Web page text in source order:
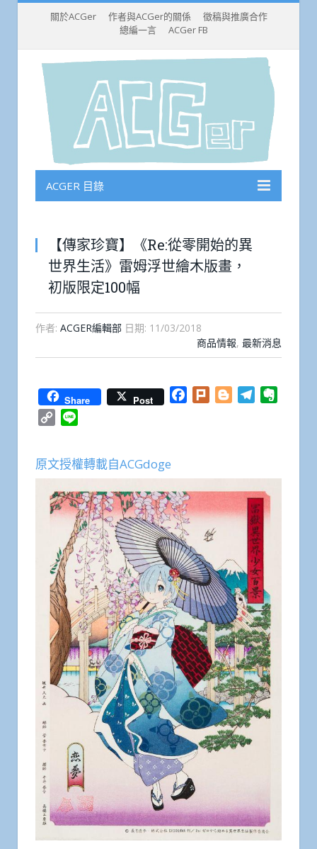
關於ACGer 作者與ACGer的關係
徵稿與推廣合作
總編一言
ACGer FB
ACGER 目錄
【傳家珍寶】《Re:從零開始的異
世界生活》雷姆浮世繪木版畫，
初版限定100幅
作者: ACGER編輯部 日期: 11/03/2018
商品情報, 最新消息
Share Post Facebook
Plurk BloggerTelegram
Copy
原文授權轉載自ACGdoge